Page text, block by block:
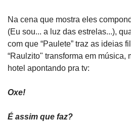
Na cena que mostra eles
(Eu sou... a luz das estrelas...),
com que “Paulete” traz as ideias
“Raulzito" transforma em música,
hotel apontando pra tv:
Oxe!
É assim que faz?